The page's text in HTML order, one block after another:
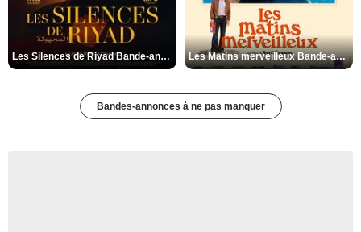
Les Silences de Riyad Bande-annonce VO STFR Les Matins merveilleux Bande-annonce VF
Bandes-annonces à ne pas manquer